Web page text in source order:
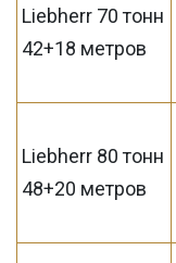
Liebherr 70 тонн
42+18 метров
Liebherr 80 тонн
48+20 метров